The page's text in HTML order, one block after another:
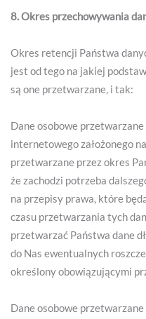
8. Okres przechowywania
Okres retencji Państwa
jest od tego na jakiej
są one przetwarzane, i tak:
Dane osobowe
internetowego założonego
przetwarzane przez okres
że zachodzi potrzeba
na przepisy prawa, które
czasu przetwarzania tych
przetwarzać Państwa dane
do Nas ewentualnych
określony obowiązującymi
Dane osobowe